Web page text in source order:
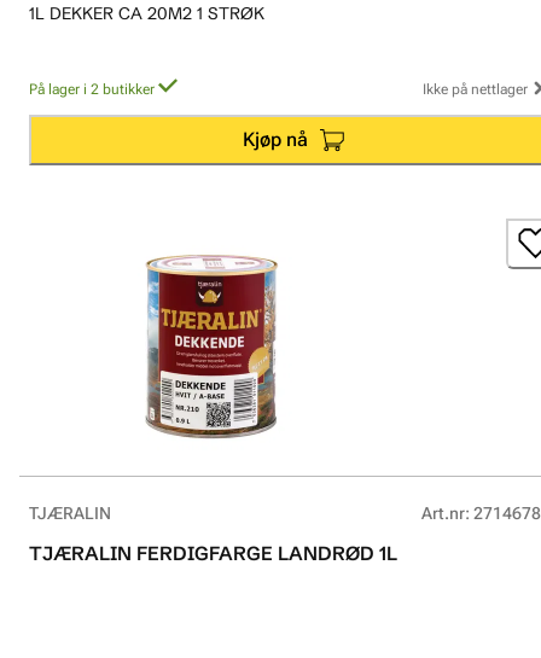
1L DEKKER CA 20M2 1 STRØK
På lager i 2 butikker Ikke på nettlager
Kjøp nå
TJÆRALIN Art.nr:
TJÆRALIN FERDIGFARGE LANDRØD 1L